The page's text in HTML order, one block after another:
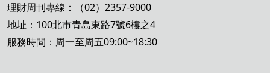
理財周刊專線：（02）2357-9000
地址：100北市青島東路7號6樓之4
服務時間：周一至周五09:00~18:30